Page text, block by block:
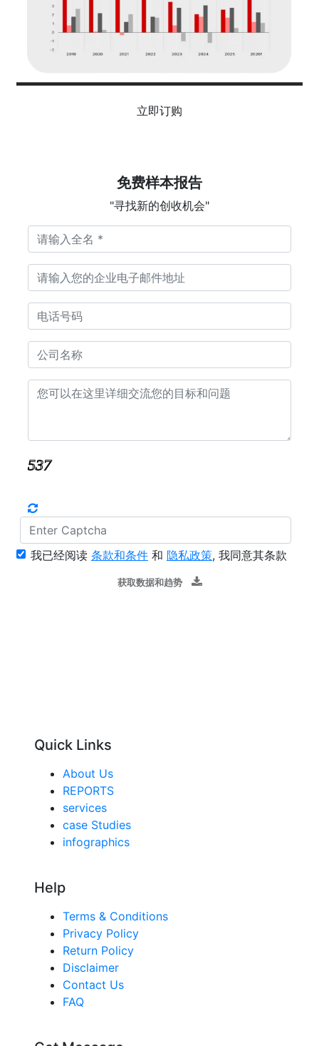
立即订购
免费样本报告
"寻找新的创收机会"
我已经阅读 条款和条件 和 隐私政策, 我同意其条款
获取数据和趋势
Quick Links
About Us
REPORTS
services
case Studies
infographics
Help
Terms & Conditions
Privacy Policy
Return Policy
Disclaimer
Contact Us
FAQ